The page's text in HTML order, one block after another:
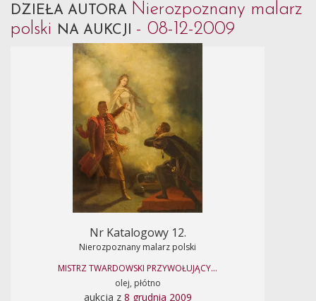
DZIEŁA AUTORA Nierozpoznany malarz
polski NA AUKCJI - 08-12-2009
Nr Katalogowy 12.
Nierozpoznany malarz polski
MISTRZ TWARDOWSKI PRZYWOŁUJĄCY...
olej, płótno
aukcja z 8 grudnia 2009